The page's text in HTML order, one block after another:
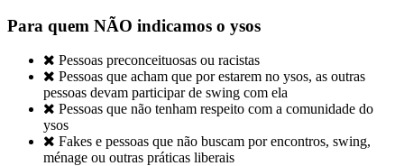
Para quem NÃO indicamos o ysos
 Pessoas preconceituosas ou racistas
 Pessoas que acham que por estarem no ysos, as outras
pessoas devam participar de swing com ela
 Pessoas que não tenham respeito com a comunidade do
ysos
 Fakes e pessoas que não buscam por encontros, swing,
ménage ou outras práticas liberais